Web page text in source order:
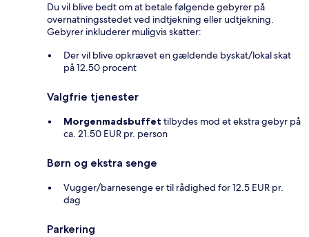
Du vil blive bedt om at betale følgende gebyrer på
overnatningsstedet ved indtjekning eller udtjekning.
Gebyrer inkluderer muligvis skatter:
Der vil blive opkrævet en gældende byskat/lokal skat
på 12.50 procent
Valgfrie tjenester
Morgenmadsbuffet tilbydes mod et ekstra gebyr på
ca. 21.50 EUR pr. person
Børn og ekstra senge
Vugger/barnesenge er til rådighed for 12.5 EUR pr.
dag
Parkering